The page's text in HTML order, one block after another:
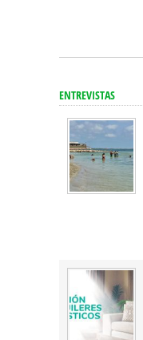
ENTREVISTAS